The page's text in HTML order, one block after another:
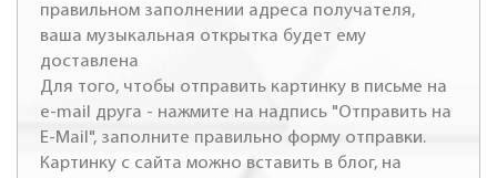
правильном заполнении адреса получателя,
ваша музыкальная открытка будет ему
доставлена
Для того, чтобы отправить картинку в письме на
e-mail друга - нажмите на надпись "Отправить на
E-Mail", заполните правильно форму отправки.
Картинку с сайта можно вставить в блог, на